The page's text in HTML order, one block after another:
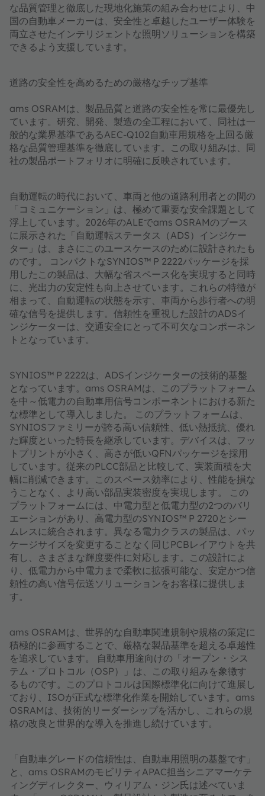
な品質管理と徹底した現地化施策の組み合わせにより、中
国の自動車メーカーは、安全性と卓越したユーザー体験を
両立させたインテリジェントな照明ソリューションを構築
できるよう支援しています。
道路の安全性を高めるための厳格なチップ基準
ams OSRAMは、製品品質と道路の安全性を常に最優先し
ています。研究、開発、製造の全工程において、同社は一
般的な業界基準であるAEC-Q102自動車用規格を上回る厳
格な品質管理基準を徹底しています。この取り組みは、同
社の製品ポートフォリオに明確に反映されています。
自動運転の時代において、車両と他の道路利用者との間の
「コミュニケーション」は、極めて重要な安全課題として
浮上しています。2026年のALEでams OSRAMのブース
に展示された「自動運転ステータス（ADS）インジケー
ター」は、まさにこのユースケースのために設計されたも
のです。 コンパクトなSYNIOS™ P 2222パッケージを採
用したこの製品は、大幅な省スペース化を実現すると同時
に、光出力の安定性も向上させています。これらの特徴が
相まって、自動運転の状態を示す、車両から歩行者への明
確な信号を提供します。信頼性を重視した設計のADSイ
ンジケーターは、交通安全にとって不可欠なコンポーネン
トとなっています。
SYNIOS™ P 2222は、ADSインジケーターの技術的基盤
となっています。ams OSRAMは、このプラットフォーム
を中～低電力の自動車用信号コンポーネントにおける新た
な標準として導入しました。 このプラットフォームは、
SYNIOSファミリーが誇る高い信頼性、低い熱抵抗、優れ
た輝度といった特長を継承しています。デバイスは、フッ
トプリントが小さく、高さが低いQFNパッケージを採用
しています。従来のPLCC部品と比較して、実装面積を大
幅に削減できます。このスペース効率により、性能を損な
うことなく、より高い部品実装密度を実現します。 この
プラットフォームには、中電力型と低電力型の2つのバリ
エーションがあり、高電力型のSYNIOS™ P 2720とシー
ムレスに統合されます。異なる電力クラスの製品は、パッ
ケージサイズを変更することなく同じPCBレイアウトを共
有し、さまざまな輝度要件に対応します。この設計によ
り、低電力から中電力まで柔軟に拡張可能な、安定かつ信
頼性の高い信号伝送ソリューションをお客様に提供しま
す。
ams OSRAMは、世界的な自動車関連規制や規格の策定に
積極的に参画することで、厳格な製品基準を超える卓越性
を追求しています。 自動車用途向けの「オープン・シス
テム・プロトコル（OSP）」は、この取り組みを象徴す
るものです。このプロトコルは国際標準化に向けて進展し
ており、ISOが正式な標準化作業を開始しています。ams
OSRAMは、技術的リーダーシップを活かし、これらの規
格の改良と世界的な導入を推進し続けています。
「自動車グレードの信頼性は、自動車用照明の基盤です」
と、ams OSRAMのモビリティAPAC担当シニアマーケテ
ィングディレクター、ウィリアム・ジン氏は述べていま